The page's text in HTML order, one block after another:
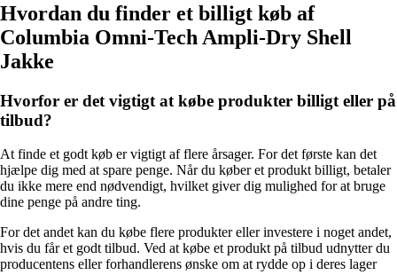
Hvordan du finder et billigt køb af
Columbia Omni-Tech Ampli-Dry Shell
Jakke
Hvorfor er det vigtigt at købe produkter billigt eller på
tilbud?
At finde et godt køb er vigtigt af flere årsager. For det første kan det
hjælpe dig med at spare penge. Når du køber et produkt billigt, betaler
du ikke mere end nødvendigt, hvilket giver dig mulighed for at bruge
dine penge på andre ting.
For det andet kan du købe flere produkter eller investere i noget andet,
hvis du får et godt tilbud. Ved at købe et produkt på tilbud udnytter du
producentens eller forhandlerens ønske om at rydde op i deres lager